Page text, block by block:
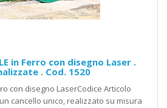
in Ferro con disegno Laser .
. Cod. 1520
con disegno LaserCodice Articolo
cancello unico, realizzato su misura